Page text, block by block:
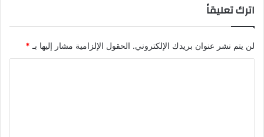
اترك تعليقاً
لن يتم نشر عنوان بريدك الإلكتروني. الحقول الإلزامية مشار إليها بـ *